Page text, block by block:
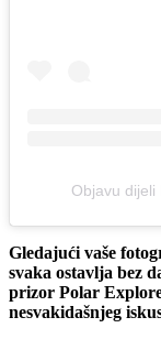
Objavu dijeli
Gledajući vaše
svaka ostavlja bez
prizor Polar
nesvakidašnjeg